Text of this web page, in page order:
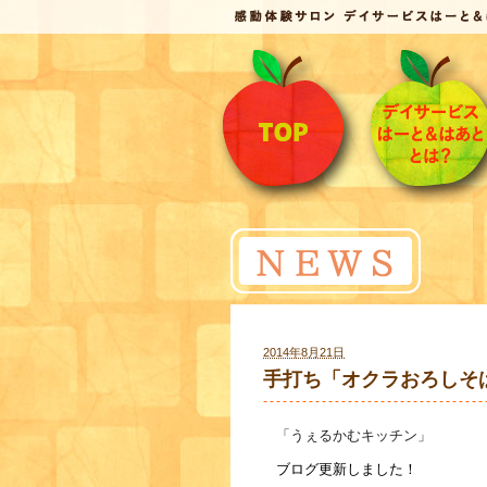
手打ち「オクラおろしそ
2014年8月21日
「うぇるかむキッチン」
ブログ更新しました！